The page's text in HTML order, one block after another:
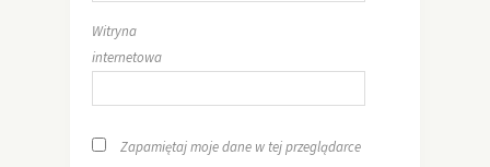
Witryna
internetowa
Zapamiętaj moje dane w tej przeglądarce